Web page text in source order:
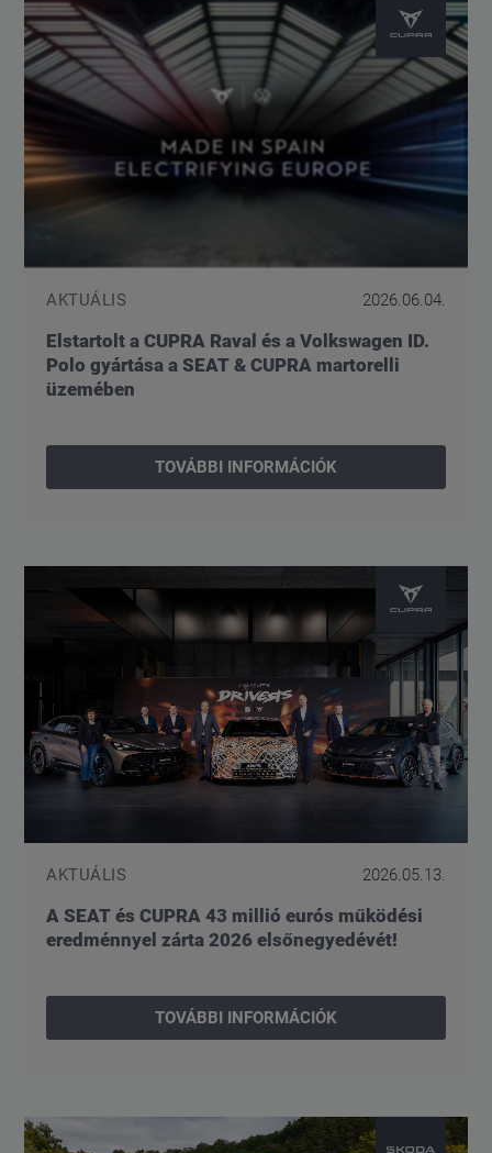
AKTUÁLIS 2026.06.04.
Elstartolt a CUPRA Raval és a Volkswagen ID.
Polo gyártása a SEAT & CUPRA martorelli
üzemében
TOVÁBBI INFORMÁCIÓK
AKTUÁLIS 2026.05.13.
A SEAT és CUPRA 43 millió eurós működési
eredménnyel zárta 2026 elsőnegyedévét!
TOVÁBBI INFORMÁCIÓK